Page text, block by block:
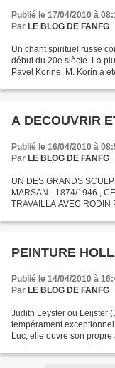
Publié le 17/04/2010 à
Par LE BLOG DE FANFG
Un chant spirituel russe
début du 20e siècle. La
Pavel Korine. M. Korin a
A DECOUVRIR
Publié le 16/04/2010 à
Par LE BLOG DE FANFG
UN DES GRANDS
MARSAN - 1874/1946 ,
TRAVAILLA AVEC
NATALE!!!
PEINTURE
Publié le 14/04/2010 à
Par LE BLOG DE FANFG
Judith Leyster ou Leijster
tempérament
Luc, elle ouvre son